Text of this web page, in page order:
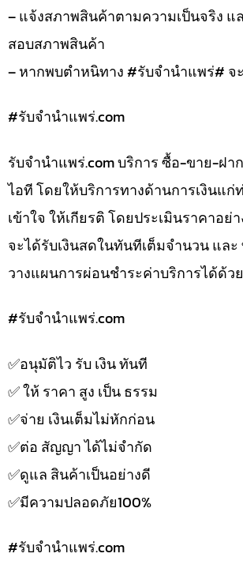
– แจ้งสภาพสินค้าตามความเป็นจริง แ
สอบสภาพสินค้า
– หากพบตำหนิทาง #รับจำนำแพร่# จ
#รับจํานําแพร่.com
รับจํานําแพร่.com บริการ ซื้อ-ขาย-ฝา
ไอที โดยให้บริการทางด้านการเงินแ
เข้าใจ ให้เกียรติ โดยประเมินราคาอย่
จะได้รับเงินสดในทันทีเต็มจำนวน แล
วางแผนการผ่อนชำระค่าบริการได้ด้ว
#รับจํานําแพร่.com
✅️อนุมัติไว รับ เงิน ทันที
✅️ ให้ ราคา สูง เป็น ธรรม
✅️จ่าย เงินเต็มไม่หักก่อน
✅️ต่อ สัญญา ได้ไม่จำกัด
✅️ดูแล สินค้าเป็นอย่างดี
✅️มีความปลอดภัย100%
#รับจํานําแพร่.com